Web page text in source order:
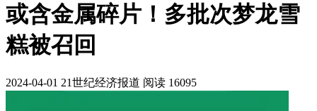
或含金属碎片！多批次梦龙雪
糕被召回
2024-04-01 21世纪经济报道 阅读 16095